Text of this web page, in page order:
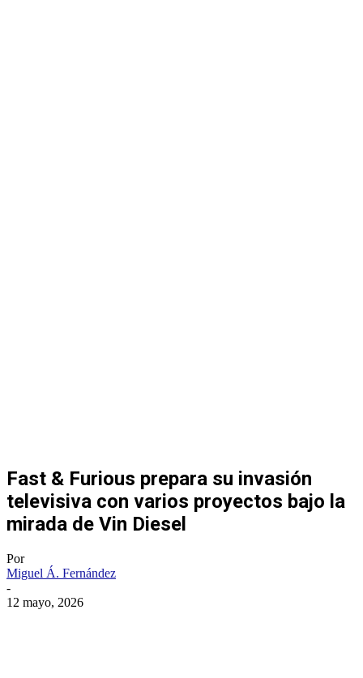
Fast & Furious prepara su invasión
televisiva con varios proyectos bajo la
mirada de Vin Diesel
Por
Miguel Á. Fernández
-
12 mayo, 2026